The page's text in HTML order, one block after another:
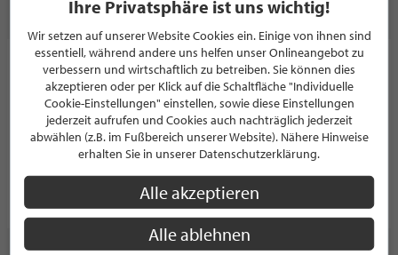
STILPUNKTE
caprice betten
BETTENSTUDIO
5.0/5.0(4)
Schönower Straße 106
16341 Panketal
PROFIL
Ihre Privatsphäre ist uns wichtig!
Wir setzen auf unserer Website Cookies ein. Einige von ihnen sind
essentiell, während andere uns helfen unser Onlineangebot zu
verbessern und wirtschaftlich zu betreiben. Sie können dies
akzeptieren oder per Klick auf die Schaltfläche "Individuelle
Cookie-Einstellungen" einstellen, sowie diese Einstellungen
jederzeit aufrufen und Cookies auch nachträglich jederzeit
abwählen (z.B. im Fußbereich unserer Website). Nähere Hinweise
erhalten Sie in unserer Datenschutzerklärung.
Alle akzeptieren
Alle ablehnen